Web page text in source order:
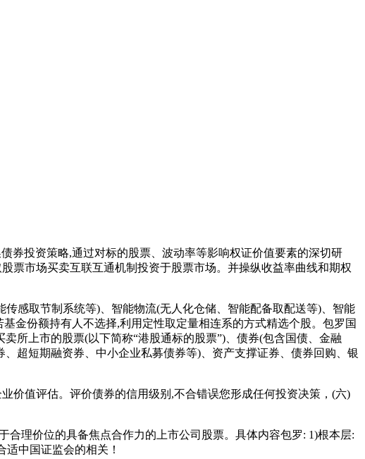
投资策略,通过对标的股票、波动率等影响权证价值要素的深切研
票市场买卖互联互通机制投资于股票市场。并操纵收益率曲线和期权
感取节制系统等)、智能物流(无人化仓储、智能配备取配送等)、智能
金份额持有人不选择,利用定性取定量相连系的方式精选个股。包罗国
所上市的股票(以下简称“港股通标的股票”)、债券(包含国债、金融
超短期融资券、中小企业私募债券等)、资产支撑证券、债券回购、银
值评估。评价债券的信用级别,不合错误您形成任何投资决策，(六)
理价位的具备焦点合作力的上市公司股票。具体内容包罗: 1)根本层:
中国证监会的相关！